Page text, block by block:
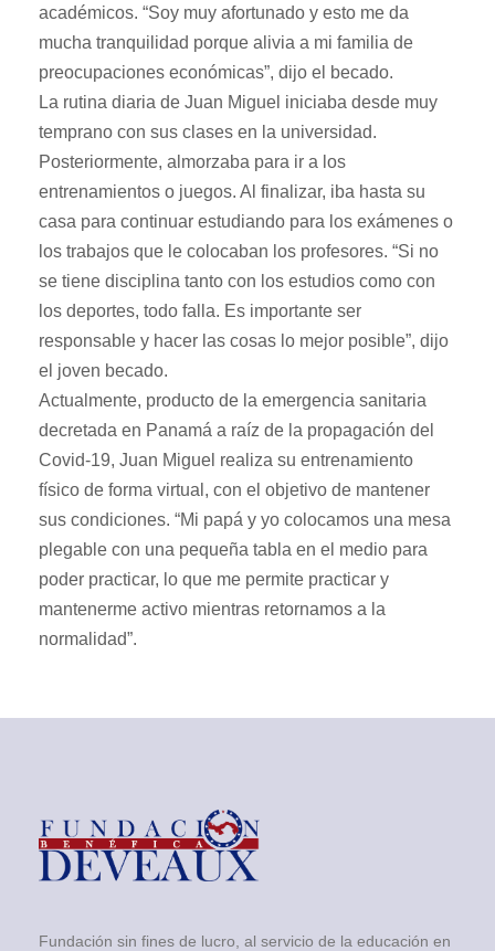
académicos. “Soy muy afortunado y esto me da
mucha tranquilidad porque alivia a mi familia de
preocupaciones económicas”, dijo el becado.
La rutina diaria de Juan Miguel iniciaba desde muy
temprano con sus clases en la universidad.
Posteriormente, almorzaba para ir a los
entrenamientos o juegos. Al finalizar, iba hasta su
casa para continuar estudiando para los exámenes o
los trabajos que le colocaban los profesores. “Si no
se tiene disciplina tanto con los estudios como con
los deportes, todo falla. Es importante ser
responsable y hacer las cosas lo mejor posible”, dijo
el joven becado.
Actualmente, producto de la emergencia sanitaria
decretada en Panamá a raíz de la propagación del
Covid-19, Juan Miguel realiza su entrenamiento
físico de forma virtual, con el objetivo de mantener
sus condiciones. “Mi papá y yo colocamos una mesa
plegable con una pequeña tabla en el medio para
poder practicar, lo que me permite practicar y
mantenerme activo mientras retornamos a la
normalidad”.
Fundación sin fines de lucro, al servicio de la educación en